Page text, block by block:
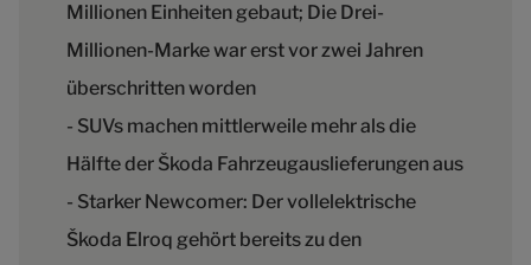
Millionen Einheiten gebaut; Die Drei-
Millionen-Marke war erst vor zwei Jahren
überschritten worden
- SUVs machen mittlerweile mehr als die
Hälfte der Škoda Fahrzeugauslieferungen aus
- Starker Newcomer: Der vollelektrische
Škoda Elroq gehört bereits zu den